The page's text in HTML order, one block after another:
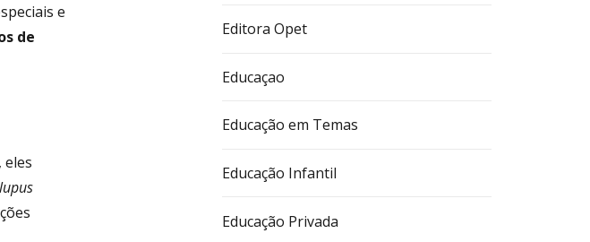
e
de
eles
Editora Opet
Educaçao
Educação em Temas
Educação Infantil
Educação Privada